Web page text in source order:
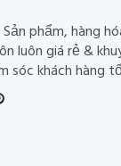
phẩm, hàng
luôn giá rẻ &
sóc khách hàng